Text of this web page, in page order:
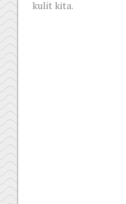
kulit kita.